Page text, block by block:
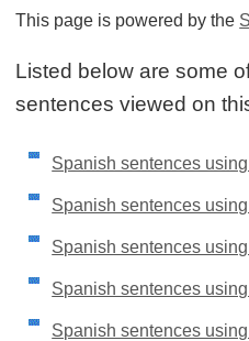
This page is powered by the
Listed below are some
sentences viewed on
Spanish sentences
Spanish sentences
Spanish sentences
Spanish sentences
Spanish sentences